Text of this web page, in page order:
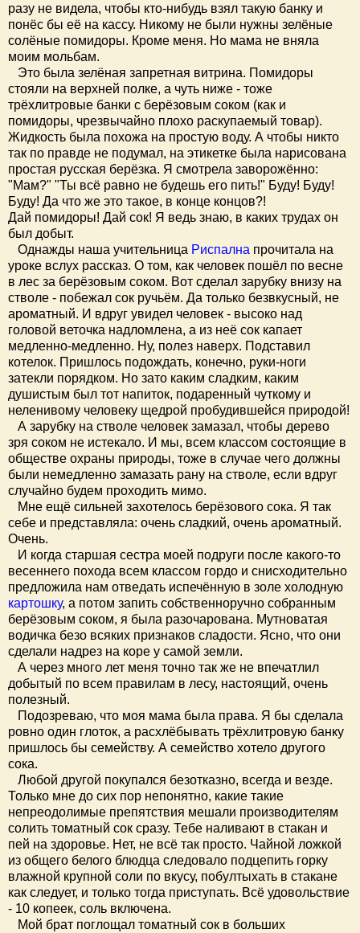
разу не видела, чтобы кто-нибудь взял такую банку и
понёс бы её на кассу. Никому не были нужны зелёные
солёные помидоры. Кроме меня. Но мама не вняла
моим мольбам.
Это была зелёная запретная витрина. Помидоры
стояли на верхней полке, а чуть ниже - тоже
трёхлитровые банки с берёзовым соком (как и
помидоры, чрезвычайно плохо раскупаемый товар).
Жидкость была похожа на простую воду. А чтобы никто
так по правде не подумал, на этикетке была нарисована
простая русская берёзка. Я смотрела заворожённо:
"Мам?" "Ты всё равно не будешь его пить!" Буду! Буду!
Буду! Да что же это такое, в конце концов?!
Дай помидоры! Дай сок! Я ведь знаю, в каких трудах он
был добыт.
Однажды наша учительница Риспална прочитала на
уроке вслух рассказ. О том, как человек пошёл по весне
в лес за берёзовым соком. Вот сделал зарубку внизу на
стволе - побежал сок ручьём. Да только безвкусный, не
ароматный. И вдруг увидел человек - высоко над
головой веточка надломлена, а из неё сок капает
медленно-медленно. Ну, полез наверх. Подставил
котелок. Пришлось подождать, конечно, руки-ноги
затекли порядком. Но зато каким сладким, каким
душистым был тот напиток, подаренный чуткому и
неленивому человеку щедрой пробудившейся природой!
А зарубку на стволе человек замазал, чтобы дерево
зря соком не истекало. И мы, всем классом состоящие в
обществе охраны природы, тоже в случае чего должны
были немедленно замазать рану на стволе, если вдруг
случайно будем проходить мимо.
Мне ещё сильней захотелось берёзового сока. Я так
себе и представляла: очень сладкий, очень ароматный.
Очень.
И когда старшая сестра моей подруги после какого-то
весеннего похода всем классом гордо и снисходительно
предложила нам отведать испечённую в золе холодную
картошку, а потом запить собственноручно собранным
берёзовым соком, я была разочарована. Мутноватая
водичка безо всяких признаков сладости. Ясно, что они
сделали надрез на коре у самой земли.
А через много лет меня точно так же не впечатлил
добытый по всем правилам в лесу, настоящий, очень
полезный.
Подозреваю, что моя мама была права. Я бы сделала
ровно один глоток, а расхлёбывать трёхлитровую банку
пришлось бы семейству. А семейство хотело другого
сока.
Любой другой покупался безотказно, всегда и везде.
Только мне до сих пор непонятно, какие такие
непреодолимые препятствия мешали производителям
солить томатный сок сразу. Тебе наливают в стакан и
пей на здоровье. Нет, не всё так просто. Чайной ложкой
из общего белого блюдца следовало подцепить горку
влажной крупной соли по вкусу, побултыхать в стакане
как следует, и только тогда приступать. Всё удовольствие
- 10 копеек, соль включена.
Мой брат поглощал томатный сок в больших